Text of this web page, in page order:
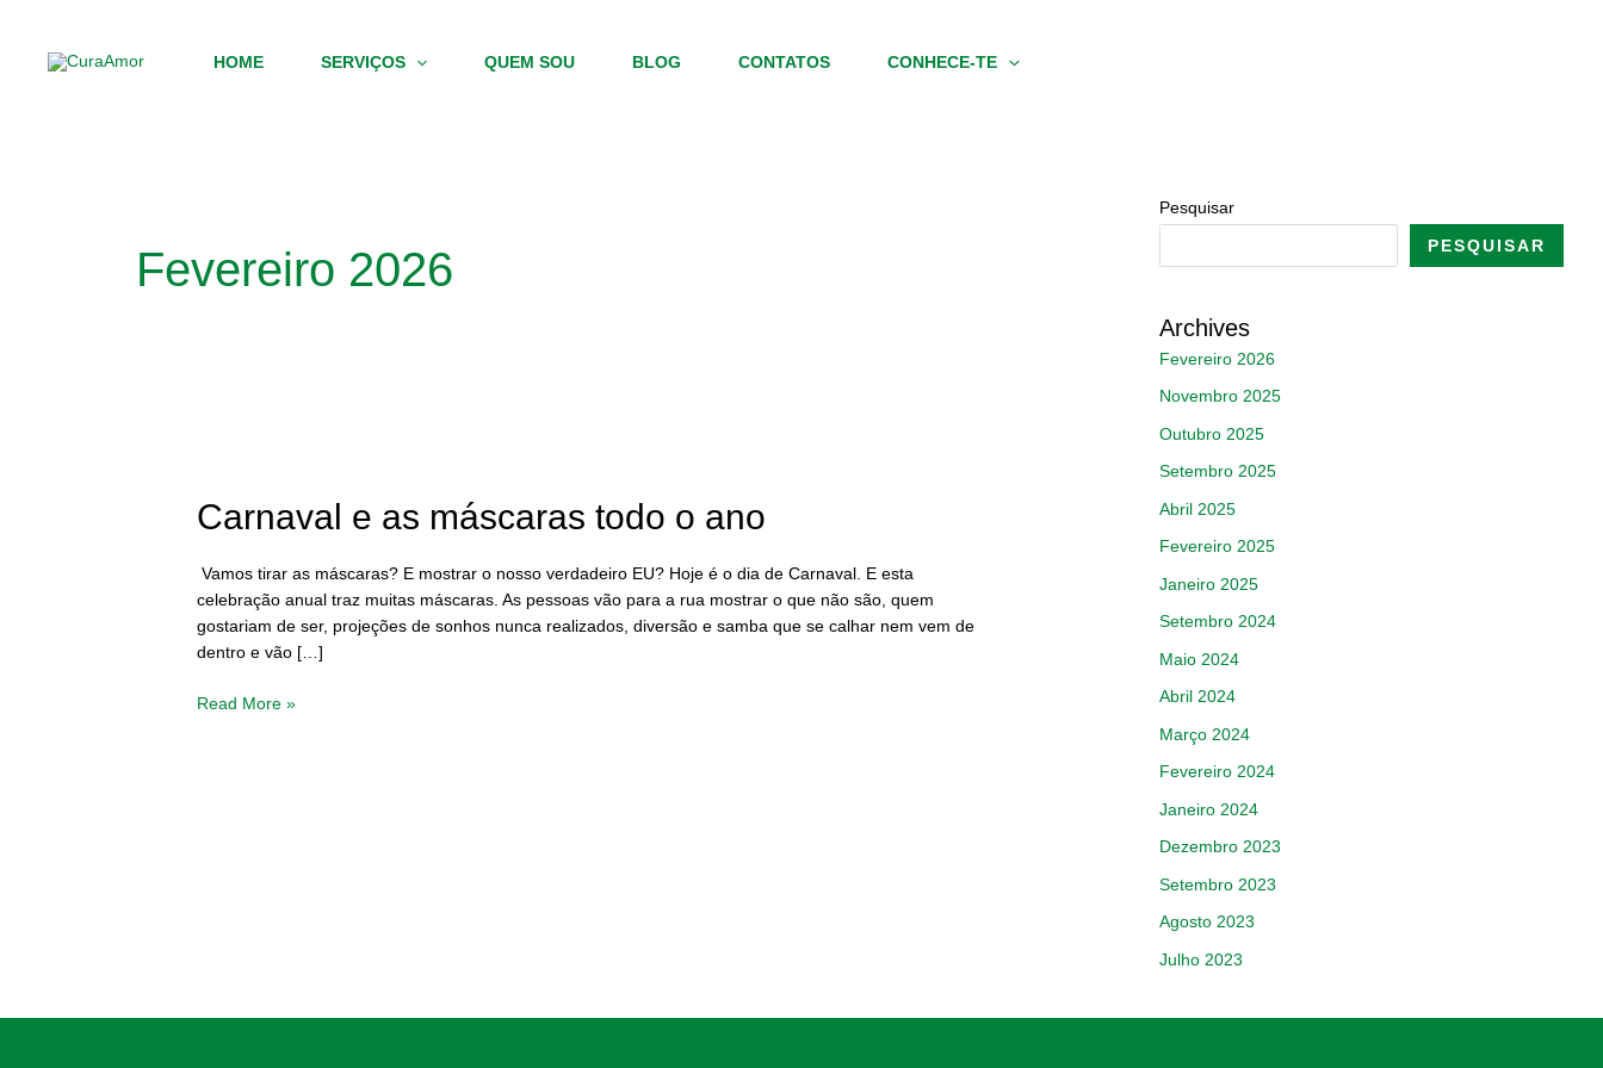
content
HOME SERVIÇOS QUEM SOU BLOG CONTATOS CONHECE-TE
Fevereiro 2026
Carnaval e as máscaras todo o ano
Vamos tirar as máscaras? E mostrar o nosso verdadeiro EU? Hoje é o dia de Carnaval. E esta
celebração anual traz muitas máscaras. As pessoas vão para a rua mostrar o que não são, quem
gostariam de ser, projeções de sonhos nunca realizados, diversão e samba que se calhar nem vem de
dentro e vão […]
as
máscaras
o
ano
Read More »
Pesquisar
PESQUISAR
Archives
Fevereiro 2026
Novembro 2025
Outubro 2025
Setembro 2025
Abril 2025
Fevereiro 2025
Janeiro 2025
Setembro 2024
Maio 2024
Abril 2024
Março 2024
Fevereiro 2024
Janeiro 2024
Dezembro 2023
Setembro 2023
Agosto 2023
Julho 2023